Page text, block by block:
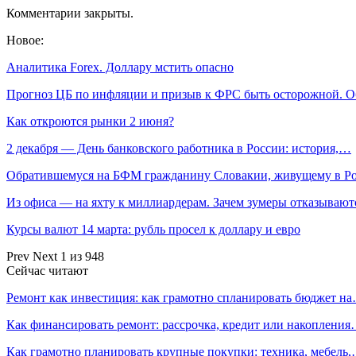
Комментарии закрыты.
Новое:
Аналитика Forex. Доллару мстить опасно
Прогноз ЦБ по инфляции и призыв к ФРС быть осторожной.
Как откроются рынки 2 июня?
2 декабря — День банковского работника в России: история,…
Обратившемуся на БФМ гражданину Словакии, живущему в
Из офиса — на яхту к миллиардерам. Зачем зумеры
Курсы валют 14 марта: рубль просел к доллару и евро
Prev Next 1 из 948
Сейчас читают
Ремонт как инвестиция: как грамотно спланировать бюджет
Как финансировать ремонт: рассрочка, кредит или
Как грамотно планировать крупные покупки: техника,